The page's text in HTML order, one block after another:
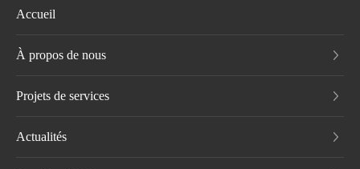
Accueil
À propos de nous
Projets de services
Actualités